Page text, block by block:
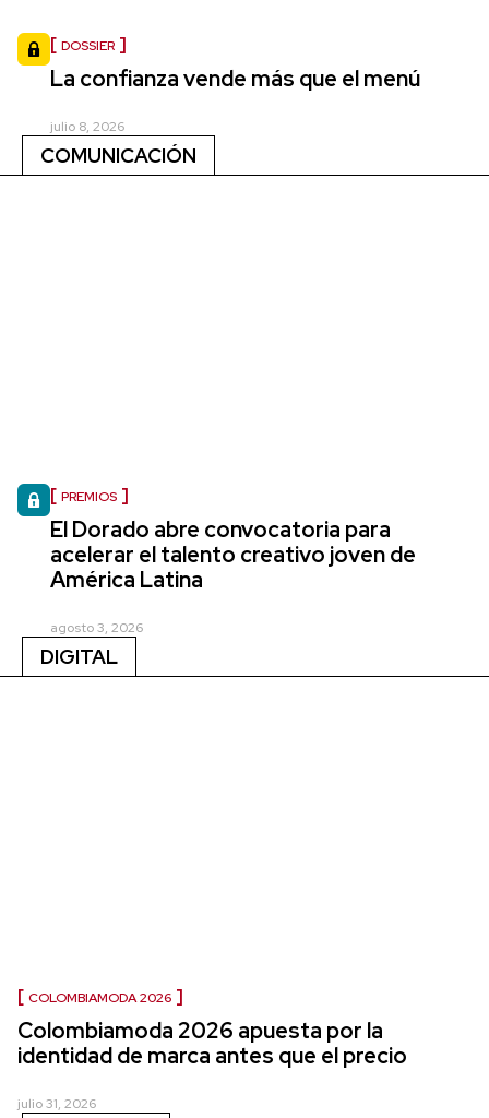
DOSSIER
La confianza vende más que el menú
julio 8, 2026
COMUNICACIÓN
PREMIOS
El Dorado abre convocatoria para
acelerar el talento creativo joven de
América Latina
agosto 3, 2026
DIGITAL
COLOMBIAMODA 2026
Colombiamoda 2026 apuesta por la
identidad de marca antes que el precio
julio 31, 2026